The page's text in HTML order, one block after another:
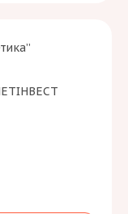
принципам
зі статтею
що
та